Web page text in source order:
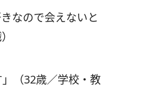
なので会えないと
（32歳／学校・教